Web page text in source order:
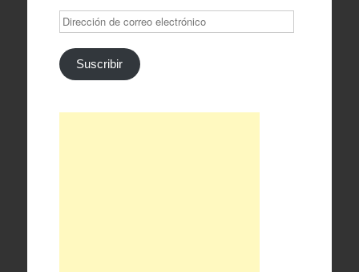
Dirección
de
correo
electrónico
Suscribir